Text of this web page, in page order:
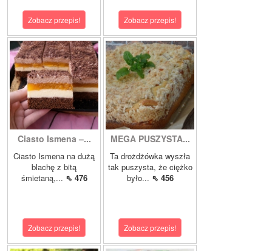
Zobacz przepis! Zobacz przepis!
Ciasto Ismena –...
Ciasto Ismena na dużą
blachę z bitą
śmietaną,... ⇖ 476
Zobacz przepis!
MEGA PUSZYSTA...
Ta drożdżówka wyszła
tak puszysta, że ciężko
było... ⇖ 456
Zobacz przepis!